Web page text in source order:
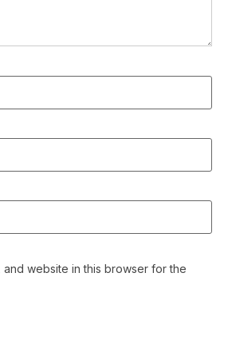
and website in this browser for the